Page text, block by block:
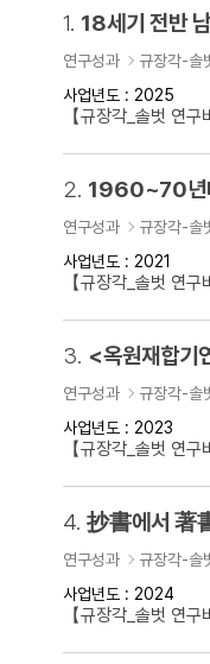
설명
“정조” 또는 “정약용”이
“정조”가 나온 후 “정약용
료를 검색
1. 18세기 전반
연구성과
규장각-솔
사업년도 : 2025
【규장각_솔벗 연
2. 1960~70년
연구성과
규장각-솔
사업년도 : 2021
【규장각_솔벗
3. <옥원재합기
연구성과
규장각-솔
사업년도 : 2023
【규장각_솔벗 연
4. 抄書에서 著
연구성과
규장각-솔
사업년도 : 2024
【규장각_솔벗 연